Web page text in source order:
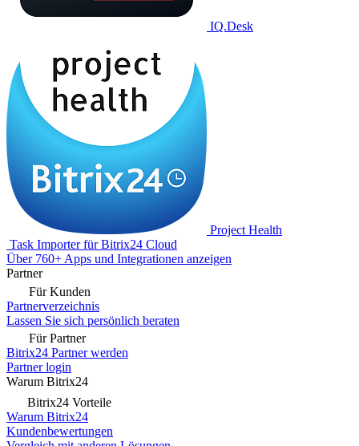
IQ.Desk
Project Health
Task Importer für Bitrix24 Cloud
Über 760+ Apps und Integrationen anzeigen
Partner
Für Kunden
Partnerverzeichnis
Lassen Sie sich persönlich beraten
Für Partner
Bitrix24 Partner werden
Partner login
Warum Bitrix24
Bitrix24 Vorteile
Warum Bitrix24
Kundenbewertungen